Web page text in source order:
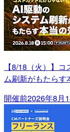
【8/18（火）】
ム刷新がもたらす
開催前2026年8月